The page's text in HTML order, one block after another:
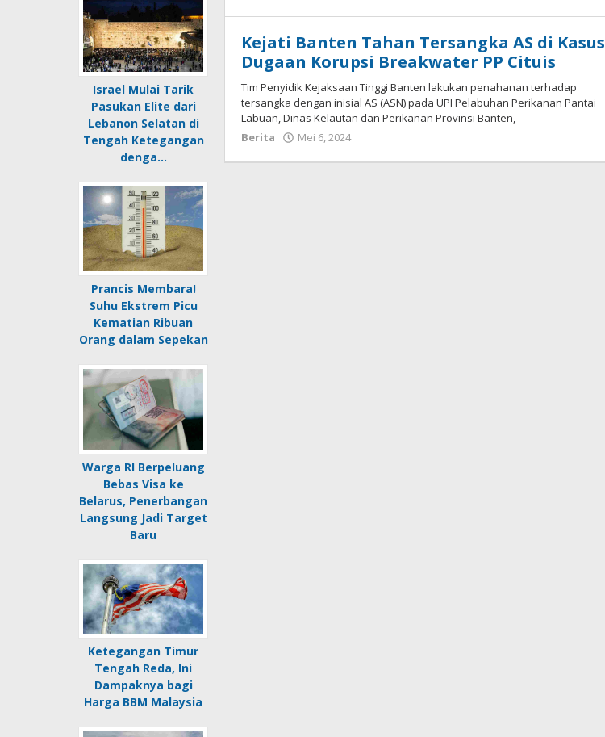
Israel Mulai Tarik
Pasukan Elite dari
Lebanon Selatan di
Tengah Ketegangan
denga…
Prancis Membara!
Suhu Ekstrem Picu
Kematian Ribuan
Orang dalam Sepekan
Warga RI Berpeluang
Bebas Visa ke
Belarus, Penerbangan
Langsung Jadi Target
Baru
Ketegangan Timur
Tengah Reda, Ini
Dampaknya bagi
Harga BBM Malaysia
Kejati Banten Tahan Tersangka AS di Kasus
Dugaan Korupsi Breakwater PP Cituis
Tim Penyidik Kejaksaan Tinggi Banten lakukan penahanan terhadap
tersangka dengan inisial AS (ASN) pada UPI Pelabuhan Perikanan Pantai
Labuan, Dinas Kelautan dan Perikanan Provinsi Banten,
Berita
Mei 6, 2024